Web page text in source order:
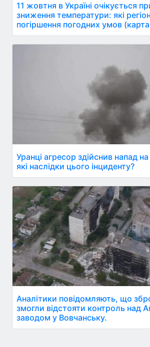
11 жовтня в Україні очікується
зниження температури: які
погіршення погодних умов
Уранці агресор здійснив напад
які наслідки цього інциденту?
Аналітики повідомляють, що
змогли відстояти контроль над
заводом у Вовчанську.